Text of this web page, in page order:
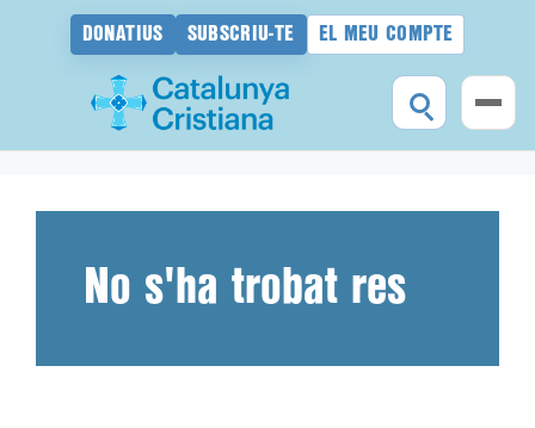
DONATIUS SUBSCRIU-TE EL MEU COMPTE
No s'ha trobat res